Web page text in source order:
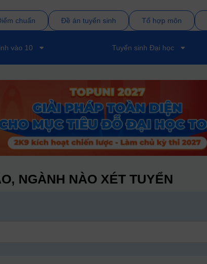
chuẩn Đề án tuyển sinh Tổ hợp môn
vào 10 Tuyển sinh Đại học
NGÀNH NÀO XÉT TUYỂN